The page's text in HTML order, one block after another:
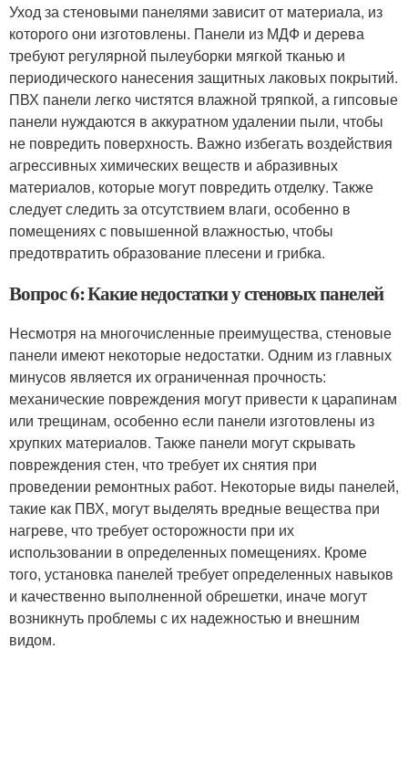
Уход за стеновыми панелями зависит от материала, из
которого они изготовлены. Панели из МДФ и дерева
требуют регулярной пылеуборки мягкой тканью и
периодического нанесения защитных лаковых покрытий.
ПВХ панели легко чистятся влажной тряпкой, а гипсовые
панели нуждаются в аккуратном удалении пыли, чтобы
не повредить поверхность. Важно избегать воздействия
агрессивных химических веществ и абразивных
материалов, которые могут повредить отделку. Также
следует следить за отсутствием влаги, особенно в
помещениях с повышенной влажностью, чтобы
предотвратить образование плесени и грибка.
Вопрос 6: Какие недостатки у стеновых панелей
Несмотря на многочисленные преимущества, стеновые
панели имеют некоторые недостатки. Одним из главных
минусов является их ограниченная прочность:
механические повреждения могут привести к царапинам
или трещинам, особенно если панели изготовлены из
хрупких материалов. Также панели могут скрывать
повреждения стен, что требует их снятия при
проведении ремонтных работ. Некоторые виды панелей,
такие как ПВХ, могут выделять вредные вещества при
нагреве, что требует осторожности при их
использовании в определенных помещениях. Кроме
того, установка панелей требует определенных навыков
и качественно выполненной обрешетки, иначе могут
возникнуть проблемы с их надежностью и внешним
видом.